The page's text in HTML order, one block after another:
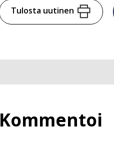
Tulosta uutinen
Kommentoi